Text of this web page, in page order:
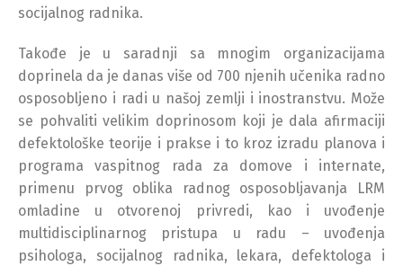
socijalnog radnika.
Takođe je u saradnji sa mnogim organizacijama
doprinela da je danas više od 700 njenih učenika radno
osposobljeno i radi u našoj zemlji i inostranstvu. Može
se pohvaliti velikim doprinosom koji je dala afirmaciji
defektološke teorije i prakse i to kroz izradu planova i
programa vaspitnog rada za domove i internate,
primenu prvog oblika radnog osposobljavanja LRM
omladine u otvorenoj privredi, kao i uvođenje
multidisciplinarnog pristupa u radu – uvođenja
psihologa, socijalnog radnika, lekara, defektologa i